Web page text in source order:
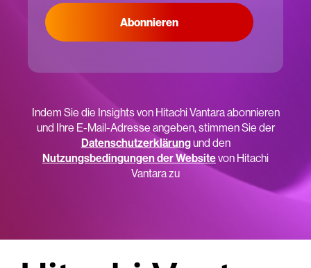
Abonnieren
Indem Sie die Insights von Hitachi Vantara abonnieren
und Ihre E-Mail-Adresse angeben, stimmen Sie der
Datenschutzerklärungund den
Nutzungsbedingungen der Websitevon Hitachi
Vantara zu